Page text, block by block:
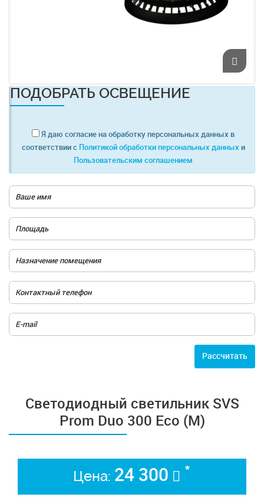
ПОДОБРАТЬ ОСВЕЩЕНИЕ
Я даю согласие на обработку персональных данных в
соответствии с Политикой обработки персональных данных и
Пользовательским соглашением
Расcчитать
Светодиодный светильник SVS
Prom Duo 300 Eco (M)
Цена: 24 300 *